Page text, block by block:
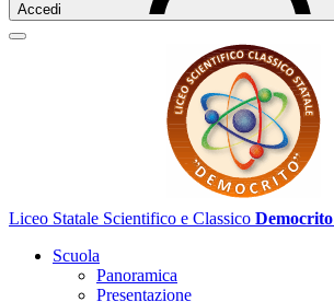
Accedi
Liceo Statale Scientifico e Classico Democrito
Scuola
Panoramica
Presentazione